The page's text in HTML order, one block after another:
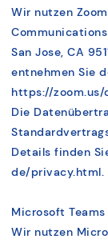
Wir nutzen
San Jose, CA
entnehmen Sie
https://
Die
Details finden
de/privacy.html.
Microsoft Teams
Wir nutzen